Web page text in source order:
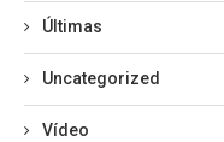
Últimas
Uncategorized
Vídeo